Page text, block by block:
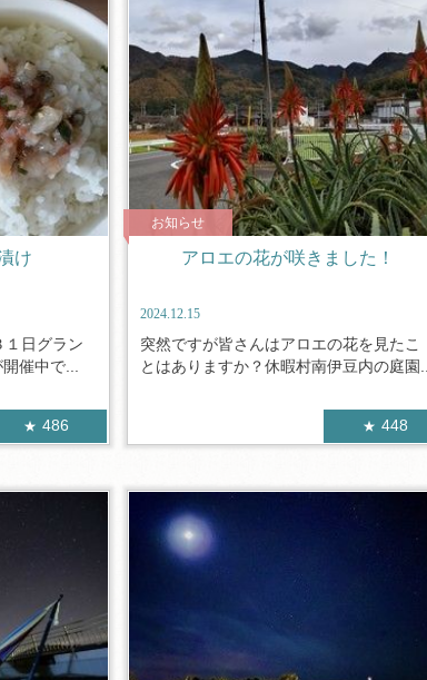
け
１日グラン
催中で...
486
お知らせ
アロエの花が咲きました！
2024.12.15
突然ですが皆さんはアロエの花を見たこ
とはありますか？休暇村南伊豆内の庭園...
448